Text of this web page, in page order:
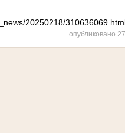
20250218/
опубликовано